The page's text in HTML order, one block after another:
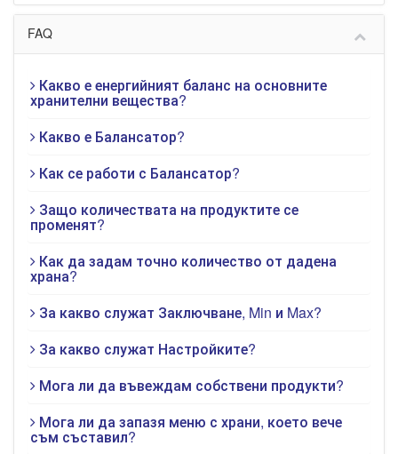
FAQ
Какво е енергийният баланс на основните
хранителни вещества?
Какво е Балансатор?
Как се работи с Балансатор?
Защо количествата на продуктите се
променят?
Как да задам точно количество от дадена
храна?
За какво служат Заключване, Min и Max?
За какво служат Настройките?
Мога ли да въвеждам собствени продукти?
Мога ли да запазя меню с храни, което вече
съм съставил?